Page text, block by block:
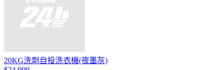
20KG洗劑自投洗衣機(夜墨灰)